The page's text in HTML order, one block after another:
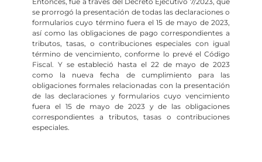
se prorrogó la presentación de todas las declaraciones o
formularios cuyo término fuera el 15 de mayo de 2023,
así como las obligaciones de pago correspondientes a
tributos, tasas, o contribuciones especiales con igual
término de vencimiento, conforme lo prevé el Código
Fiscal. Y se estableció hasta el 22 de mayo de 2023
como la nueva fecha de cumplimiento para las
obligaciones formales relacionadas con la presentación
de las declaraciones y formularios cuyo vencimiento
fuera el 15 de mayo de 2023 y de las obligaciones
correspondientes a tributos, tasas o contribuciones
especiales.